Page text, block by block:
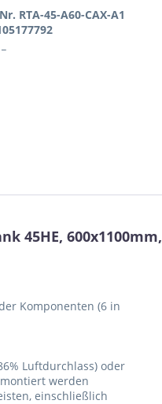
RTA-45-A60-CAX-A1
45HE, 600x1100mm,
Komponenten (6 in
Luftdurchlass) oder
werden
einschließlich